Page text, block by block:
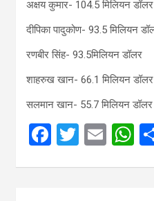
अक्षय कुमार- 104.5 मिलियन डॉलर
दीपिका पादुकोण- 93.5 मिलियन
रणबीर सिंह- 93.5मिलियन डॉलर
शाहरुख खान- 66.1 मिलियन डॉलर
सलमान खान- 55.7 मिलियन डॉलर
F
T
E
W